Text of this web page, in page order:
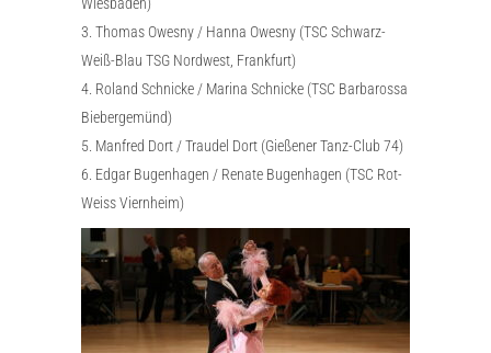
3. Thomas Owesny / Hanna Owesny (TSC Schwarz-
Weiß-Blau TSG Nordwest, Frankfurt)
4. Roland Schnicke / Marina Schnicke (TSC Barbarossa
Biebergemünd)
5. Manfred Dort / Traudel Dort (Gießener Tanz-Club 74)
6. Edgar Bugenhagen / Renate Bugenhagen (TSC Rot-
Weiss Viernheim)